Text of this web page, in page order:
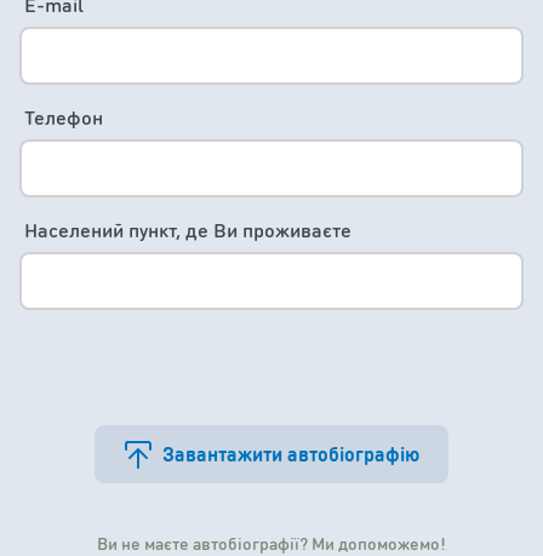
Телефон
Населений пункт, де Ви проживаєте
Завантажити автобіографію
Ви не маєте автобіографії? Ми допоможемо!